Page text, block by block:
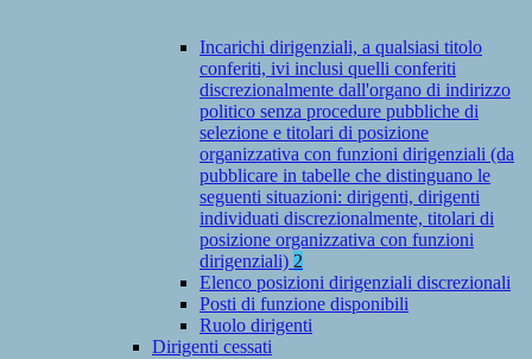
Incarichi dirigenziali, a qualsiasi titolo
conferiti, ivi inclusi quelli conferiti
discrezionalmente dall'organo di indirizzo
politico senza procedure pubbliche di
selezione e titolari di posizione
organizzativa con funzioni dirigenziali (da
pubblicare in tabelle che distinguano le
seguenti situazioni: dirigenti, dirigenti
individuati discrezionalmente, titolari di
posizione organizzativa con funzioni
dirigenziali) 2
Elenco posizioni dirigenziali discrezionali
Posti di funzione disponibili
Ruolo dirigenti
Dirigenti cessati